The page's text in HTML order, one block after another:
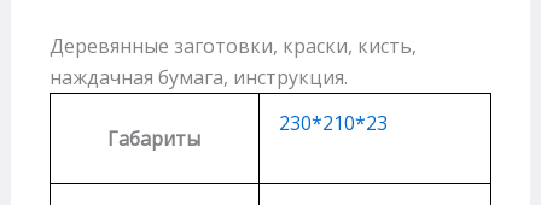
Деревянные заготовки, краски, кисть,
наждачная бумага, инструкция.
Габариты
230*210*23